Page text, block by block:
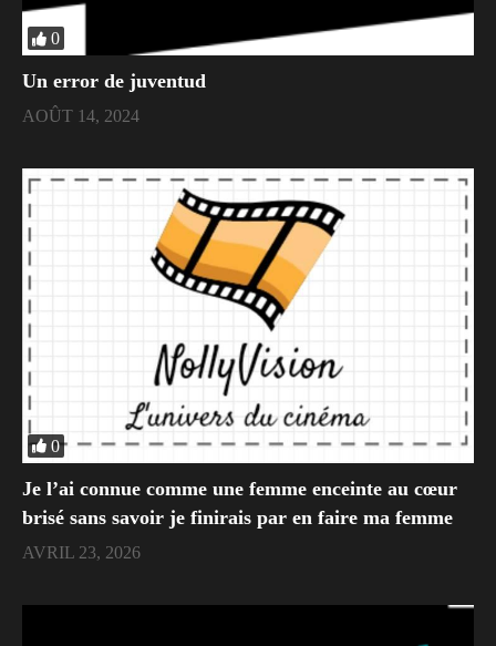
0
Un error de juventud
AOÛT 14, 2024
0
Je l’ai connue comme une femme enceinte au cœur
brisé sans savoir je finirais par en faire ma femme
AVRIL 23, 2026